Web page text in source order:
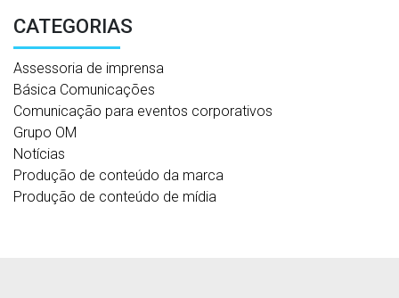
CATEGORIAS
Assessoria de imprensa
Básica Comunicações
Comunicação para eventos corporativos
Grupo OM
Notícias
Produção de conteúdo da marca
Produção de conteúdo de mídia